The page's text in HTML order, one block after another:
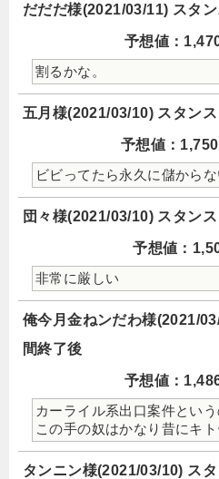
だだだ様(2021/03/11) スタ
予想値：
割るかな。
五月様(2021/03/10) スタン
予想値：
ビビってたら永久に儲からな
団々様(2021/03/10) スタン
予想値：
非常に厳しい
俺今月金ねンだわ様(2021/
間終了後
予想値：
カーライル系出口案件とい
この手の奴はかなり昔にキ
タンニン様(2021/03/10) ス